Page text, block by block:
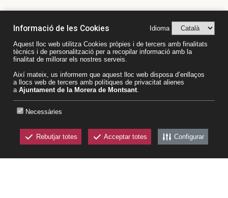
Plaça del Priorat, 6 43361 La Morera de Montsant
(Tarragona)
T.977.827.112
aj.morera@altanet.org
www.lamorerademontsant.org
Amb el suport del Patronat de Turisme de la
Diputació de Tarragona
Informació de les Cookies Idioma
Aquest lloc web utilitza Cookies pròpies i de tercers amb finalitats
tècnics i de personalització per a recopilar informació amb la
finalitat de millorar els nostres serveis.
Així mateix, us informem que aquest lloc web disposa d’enllaços
a llocs web de tercers amb polítiques de privacitat alienes
a Ajuntament de la Morera de Montsant.
Necessàries
Rebutjar totes Acceptar totes Configurar